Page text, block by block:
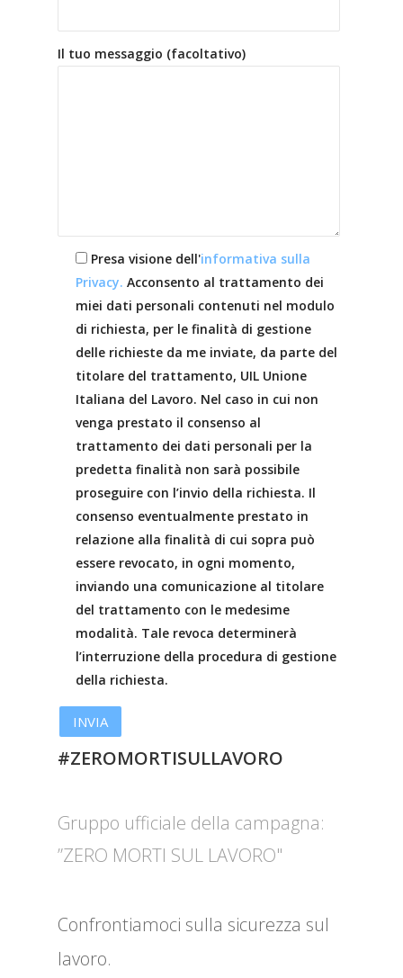
Il tuo messaggio (facoltativo)
Presa visione dell'informativa sulla
Privacy. Acconsento al trattamento dei
miei dati personali contenuti nel modulo
di richiesta, per le finalità di gestione
delle richieste da me inviate, da parte del
titolare del trattamento, UIL Unione
Italiana del Lavoro. Nel caso in cui non
venga prestato il consenso al
trattamento dei dati personali per la
predetta finalità non sarà possibile
proseguire con l’invio della richiesta. Il
consenso eventualmente prestato in
relazione alla finalità di cui sopra può
essere revocato, in ogni momento,
inviando una comunicazione al titolare
del trattamento con le medesime
modalità. Tale revoca determinerà
l’interruzione della procedura di gestione
della richiesta.
#ZEROMORTISULLAVORO
Gruppo ufficiale della campagna:
”ZERO MORTI SUL LAVORO"
Confrontiamoci sulla sicurezza sul
lavoro.